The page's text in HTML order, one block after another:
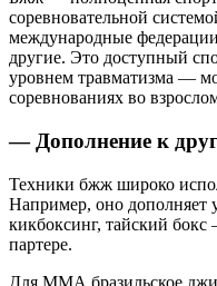
соревновательной
международные
другие. Это доступный
уровнем травматизма —
соревнованиях во
— Дополнение к
Техники бжж широко
Например, оно дополняет
кикбоксинг, тайский
партере.
Для ММА бразильское